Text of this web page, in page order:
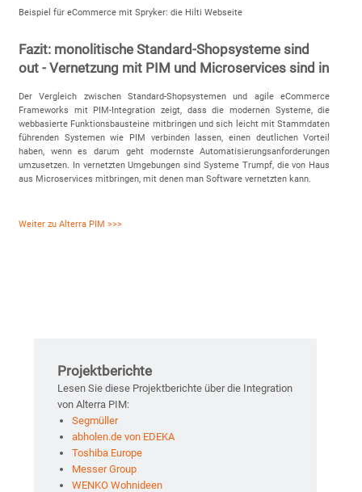
Beispiel für eCommerce mit Spryker: die Hilti Webseite
Fazit: monolitische Standard-Shopsysteme sind
out - Vernetzung mit PIM und Microservices sind in
Der Vergleich zwischen Standard-Shopsystemen und agile eCommerce
Frameworks mit PIM-Integration zeigt, dass die modernen Systeme, die
webbasierte Funktionsbausteine mitbringen und sich leicht mit Stammdaten
führenden Systemen wie PIM verbinden lassen, einen deutlichen Vorteil
haben, wenn es darum geht modernste Automatisierungsanforderungen
umzusetzen. In vernetzten Umgebungen sind Systeme Trumpf, die von Haus
aus Microservices mitbringen, mit denen man Software vernetzten kann.
Weiter zu Alterra PIM >>>
Projektberichte
Lesen Sie diese Projektberichte über die Integration
von Alterra PIM:
Segmüller
abholen.de von EDEKA
Toshiba Europe
Messer Group
WENKO Wohnideen